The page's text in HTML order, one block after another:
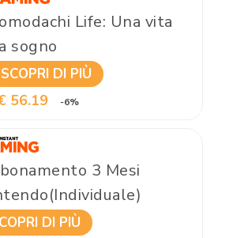
Life: Una vita
sogno
SCOPRI DI PIÙ
56.19 -6%
3 Mesi
DI PIÙ